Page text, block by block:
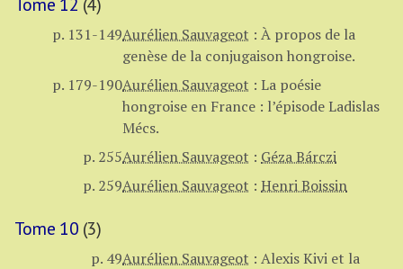
p. 131-149Aurélien Sauvageot : À propos de la
genèse de la conjugaison hongroise.
p. 179-190Aurélien Sauvageot : La poésie
hongroise en France : l’épisode Ladislas
Mécs.
p. 255Aurélien Sauvageot : Géza Bárczi
p. 259Aurélien Sauvageot : Henri Boissin
Tome 10 (3)
p. 49Aurélien Sauvageot : Alexis Kivi et la